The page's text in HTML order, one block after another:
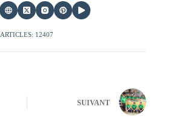
ARTICLES: 12407
SUIVANT